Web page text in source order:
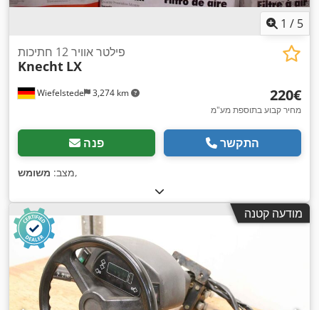
1 / 5
Wiefelstede 3,274 km
פילטר אוויר 12 חתיכות
Knecht LX
‏220 ‏€
מחיר קבוע בתוספת מע"מ
פנה התקשר
מצב: משומש ,
מודעה קטנה